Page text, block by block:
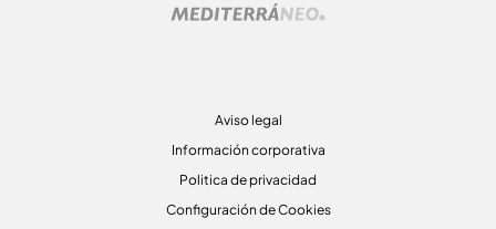
Aviso legal
Información corporativa
Politica de privacidad
Configuración de Cookies